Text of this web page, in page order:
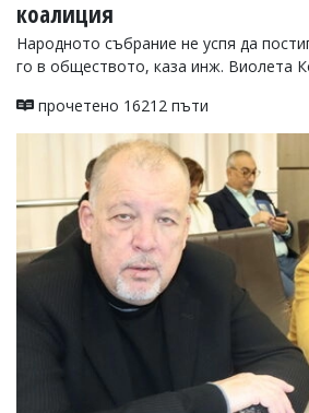
коалиция
Народното събрание не успя да
го в обществото, каза инж. Виолета
прочетено 16212 пъти